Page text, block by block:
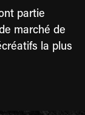
partie
marché de
la plus